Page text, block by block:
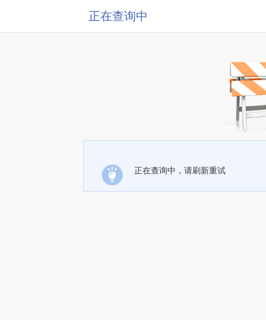
正在查询中
正在查询中，请刷新重试